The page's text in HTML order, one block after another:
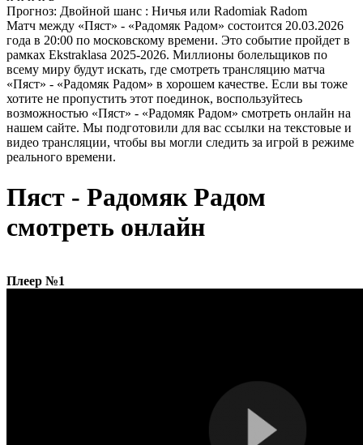
Прогноз: Двойной шанс : Ничья или Radomiak Radom
Матч между «Пяст» - «Радомяк Радом» состоится 20.03.2026
года в 20:00 по московскому времени. Это событие пройдет в
рамках Ekstraklasa 2025-2026. Миллионы болельщиков по
всему миру будут искать, где смотреть трансляцию матча
«Пяст» - «Радомяк Радом» в хорошем качестве. Если вы тоже
хотите не пропустить этот поединок, воспользуйтесь
возможностью «Пяст» - «Радомяк Радом» смотреть онлайн на
нашем сайте. Мы подготовили для вас ссылки на текстовые и
видео трансляции, чтобы вы могли следить за игрой в режиме
реального времени.
Пяст - Радомяк Радом
смотреть онлайн
Плеер №1